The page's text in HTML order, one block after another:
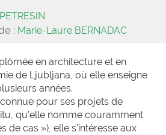
: Marie-Laure BERNADAC
en architecture et en
de Ljubljana, où elle enseigne
années.
pour ses projets de
qu’elle nomme couramment
de cas »), elle s’intéresse aux